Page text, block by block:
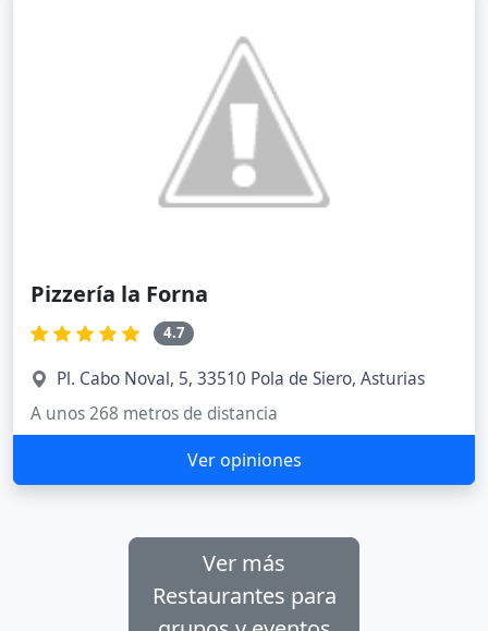
Pizzería la Forna
4.7
Pl. Cabo Noval, 5, 33510 Pola de Siero, Asturias
A unos 268 metros de distancia
Ver opiniones
Ver más
Restaurantes para